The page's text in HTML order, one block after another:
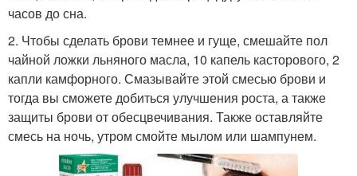
часов до сна.
2. Чтобы сделать брови темнее и гуще, смешайте пол
чайной ложки льняного масла, 10 капель касторового, 2
капли камфорного. Смазывайте этой смесью брови и
тогда вы сможете добиться улучшения роста, а также
защиты брови от обесцвечивания. Также оставляйте
смесь на ночь, утром смойте мылом или шампунем.